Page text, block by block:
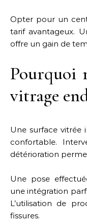
Opter pour un
tarif avantageux.
offre un gain de
Pourquoi
vitrage
Une surface vitrée
confortable.
détérioration
Une pose
une intégration
L’utilisation de
fissures.